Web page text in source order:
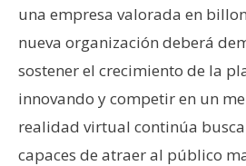
una empresa valorada en
nueva organización deberá
sostener el crecimiento de la
innovando y competir en un
realidad virtual continúa
capaces de atraer al público